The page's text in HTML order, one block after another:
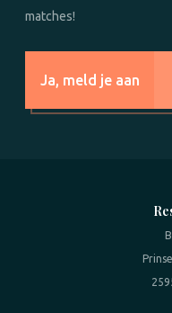
matches!
Ja, meld je aan